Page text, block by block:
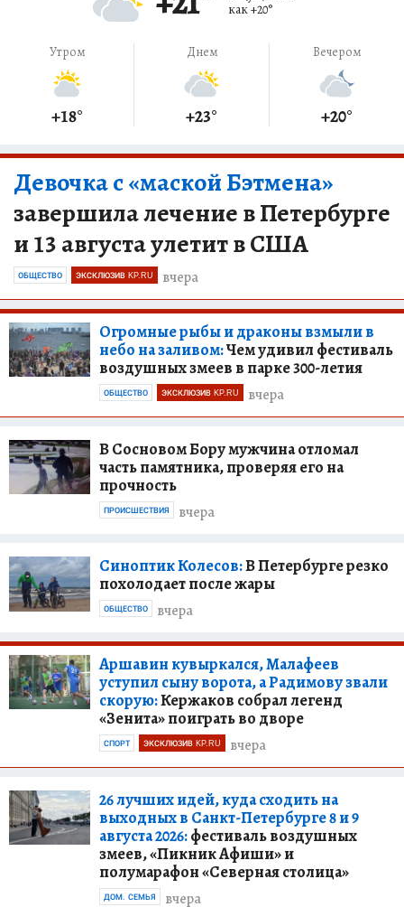
Девочка с «маской Бэтмена»
завершила лечение в Петербурге
и 13 августа улетит в США
вчера
ОБЩЕСТВО ЭКСКЛЮЗИВ KP.RU
Огромные рыбы и драконы взмыли в
небо на заливом:Чем удивил фестиваль
воздушных змеев в парке 300-летия
вчера
ОБЩЕСТВО ЭКСКЛЮЗИВ KP.RU
В Сосновом Бору мужчина отломал
часть памятника, проверяя его на
прочность
вчера
ПРОИСШЕСТВИЯ
Синоптик Колесов:В Петербурге резко
похолодает после жары
вчера
ОБЩЕСТВО
Аршавин кувыркался, Малафеев
уступил сыну ворота, а Радимову звали
скорую:Кержаков собрал легенд
«Зенита» поиграть во дворе
вчера
СПОРТ ЭКСКЛЮЗИВ KP.RU
26 лучших идей, куда сходить на
выходных в Санкт-Петербурге 8 и 9
августа 2026:фестиваль воздушных
змеев, «Пикник Афиши» и
полумарафон «Северная столица»
вчера
ДОМ. СЕМЬЯ
как+20°
Утром
+18°
Днем
+23°
Вечером
+20°